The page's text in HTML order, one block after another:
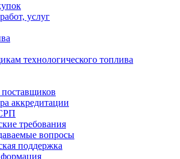
услуг
технологического топлива
аккредитации
требования
вопросы
поддержка